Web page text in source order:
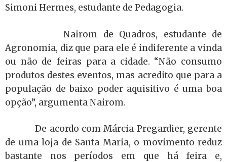
Simoni Hermes, estudante de Pedagogia.
Nairom de Quadros, estudante de
Agronomia, diz que para ele é indiferente a vinda
ou não de feiras para a cidade. “Não consumo
produtos destes eventos, mas acredito que para a
população de baixo poder aquisitivo é uma boa
opção”, argumenta Nairom.
De acordo com Márcia Pregardier, gerente
de uma loja de Santa Maria, o movimento reduz
bastante nos períodos em que há feira e,